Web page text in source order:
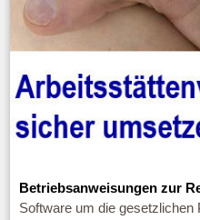
Betriebsanweisungen zur
Software um die